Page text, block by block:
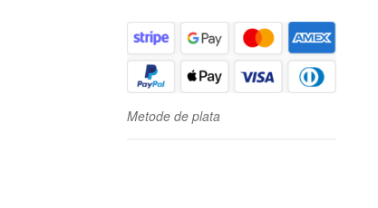
Metode de plata